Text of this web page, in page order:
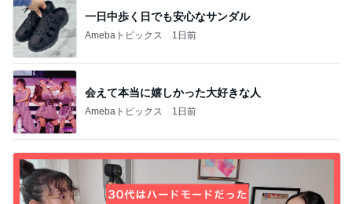
一日中歩く日でも安心なサンダル
Amebaトピックス 1日前
会えて本当に嬉しかった大好きな人
Amebaトピックス 1日前